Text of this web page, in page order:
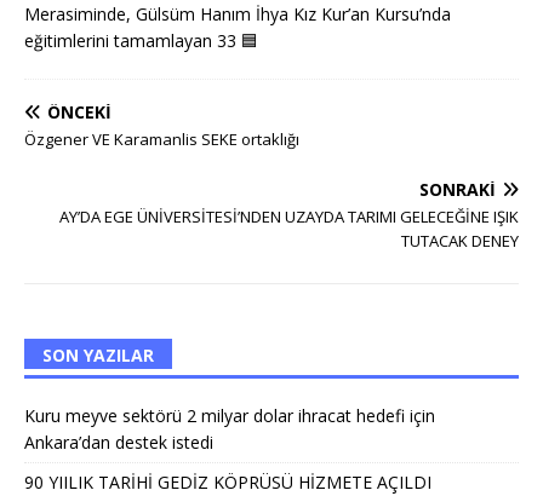
Merasiminde, Gülsüm Hanım İhya Kız Kur’an Kursu’nda
eğitimlerini tamamlayan 33 🟦
ÖNCEKI
Özgener VE Karamanlis SEKE ortaklığı
SONRAKI
AY’DA EGE ÜNİVERSİTESİ’NDEN UZAYDA TARIMI GELECEĞİNE IŞIK
TUTACAK DENEY
SON YAZILAR
Kuru meyve sektörü 2 milyar dolar ihracat hedefi için
Ankara’dan destek istedi
90 YIILIK TARİHİ GEDİZ KÖPRÜSÜ HİZMETE AÇILDI